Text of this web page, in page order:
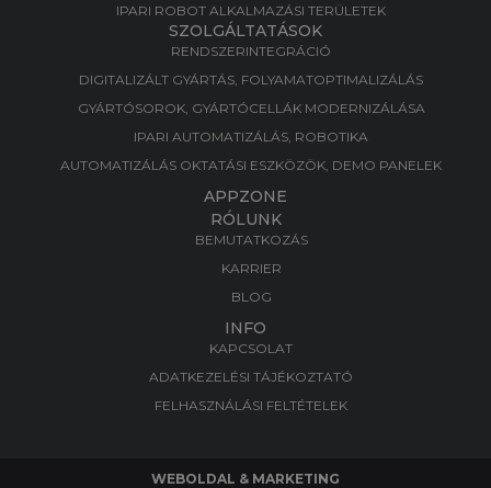
IPARI ROBOT ALKALMAZÁSI TERÜLETEK
SZOLGÁLTATÁSOK
RENDSZERINTEGRÁCIÓ
DIGITALIZÁLT GYÁRTÁS, FOLYAMATOPTIMALIZÁLÁS​
GYÁRTÓSOROK, GYÁRTÓCELLÁK MODERNIZÁLÁSA​
IPARI AUTOMATIZÁLÁS, ROBOTIKA​
AUTOMATIZÁLÁS OKTATÁSI ESZKÖZÖK, DEMO PANELEK​
APPZONE
RÓLUNK
BEMUTATKOZÁS
KARRIER
BLOG
INFO
KAPCSOLAT
ADATKEZELÉSI TÁJÉKOZTATÓ
FELHASZNÁLÁSI FELTÉTELEK
WEBOLDAL & MARKETING